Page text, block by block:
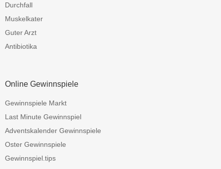
Durchfall
Muskelkater
Guter Arzt
Antibiotika
Online Gewinnspiele
Gewinnspiele Markt
Last Minute Gewinnspiel
Adventskalender Gewinnspiele
Oster Gewinnspiele
Gewinnspiel.tips